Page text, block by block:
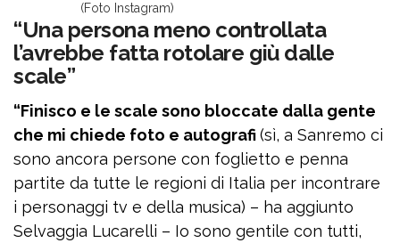
(Foto Instagram)
“Una persona meno controllata
l’avrebbe fatta rotolare giù dalle
scale”
“Finisco e le scale sono bloccate dalla gente
che mi chiede foto e autografi(sì, a Sanremo ci
sono ancora persone con foglietto e penna
partite da tutte le regioni di Italia per incontrare
i personaggi tv e della musica) – ha aggiunto
Selvaggia Lucarelli – Io sono gentile con tutti,